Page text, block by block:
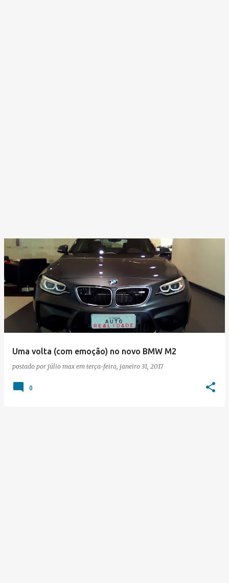
Uma volta (com emoção) no novo BMW M2
postado por júlio max em terça-feira, janeiro 31, 2017
0